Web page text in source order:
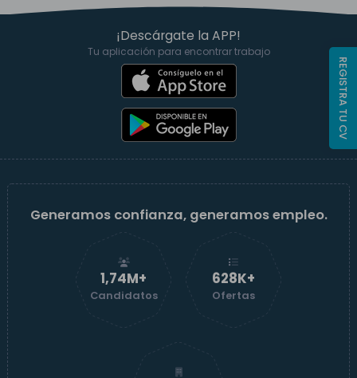
¡Descárgate la APP!
Tu aplicación para encontrar trabajo
Generamos confianza, generamos empleo.
1,74M+
Candidatos
629K+
Ofertas
REGISTRA TU CV